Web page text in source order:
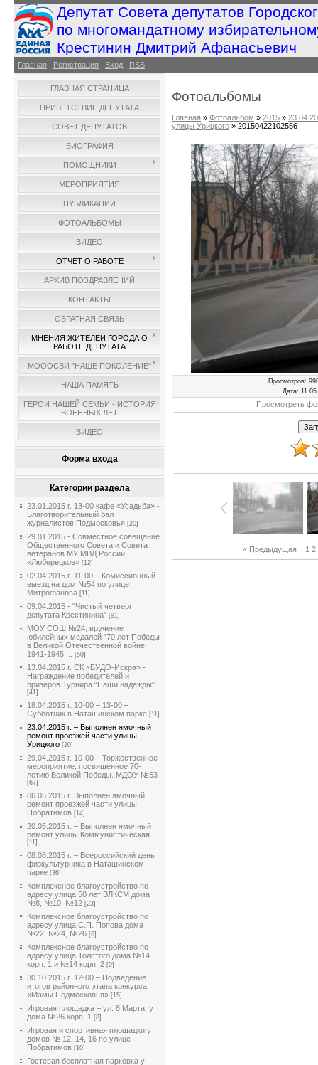
Депутат Совета депутатов
по многомандатному
Крестинин Дмитрий Афанасьевич
Главная | Регистрация | Вход | RSS
ГЛАВНАЯ СТРАНИЦА
ПРИВЕТСТВИЕ ДЕПУТАТА
СОВЕТ ДЕПУТАТОВ
БИОГРАФИЯ
ПОМОЩНИКИ
МЕРОПРИЯТИЯ
ПУБЛИКАЦИИ
ФОТОАЛЬБОМЫ
ВИДЕО
ОТЧЕТ О РАБОТЕ
АРХИВ ПОЗДРАВЛЕНИЙ
КОНТАКТЫ
ОБРАТНАЯ СВЯЗЬ
МНЕНИЯ ЖИТЕЛЕЙ ГОРОДА О
РАБОТЕ ДЕПУТАТА
МОООСВИ "НАШЕ ПОКОЛЕНИЕ"
НАША ПАМЯТЬ
ГЕРОИ НАШЕЙ СЕМЬИ - ИСТОРИЯ
ВОЕННЫХ ЛЕТ
ВИДЕО
Форма входа
Категории раздела
23.01.2015 г. 13-00 кафе «Усадьба» -
Благотворительный бал
журналистов Подмосковья [20]
29.01.2015 - Совместное совещание
Общественного Совета и Совета
ветеранов МУ МВД России
«Люберецкое» [12]
02.04.2015 г. 11-00 – Комиссионный
выезд на дом №54 по улице
Митрофанова [11]
09.04.2015 - "Чистый четверг
депутата Крестинина" [91]
МОУ СОШ №24, вручение
юбилейных медалей "70 лет Победы
в Великой Отечественной войне
1941-1945 ...
[50]
13.04.2015 г. СК «БУДО-Искра» -
Награждение победителей и
призёров Турнира “Наши надежды”
[41]
18.04.2015 г. 10-00 – 13-00 –
Субботник в Наташинском парке [11]
23.04.2015 г. – Выполнен ямочный
ремонт проезжей части улицы
Урицкого [20]
29.04.2015 г. 10-00 – Торжественное
мероприятие, посвященное 70-
летию Великой Победы. МДОУ №53
[67]
06.05.2015 г. Выполнен ямочный
ремонт проезжей части улицы
Побратимов [14]
20.05.2015 г. – Выполнен ямочный
ремонт улицы Коммунистическая
[11]
08.08.2015 г. – Всероссийский день
физкультурника в Наташинском
парке [36]
Комплексное благоустройство по
адресу улица 50 лет ВЛКСМ дома
№8, №10, №12 [23]
Комплексное благоустройство по
адресу улица С.П. Попова дома
№22, №24, №26 [6]
Комплексное благоустройство по
адресу улица Толстого дома №14
корп. 1 и №14 корп. 2 [9]
30.10.2015 г. 12-00 – Подведение
итогов районного этапа конкурса
«Мамы Подмосковья» [15]
Игровая площадка – ул. 8 Марта, у
дома №26 корп. 1 [8]
Игровая и спортивная площадки у
домов № 12, 14, 16 по улице
Побратимов [10]
Гостевая бесплатная парковка у
Фотоальбомы
Главная » Фотоальбом » 2015 »
улицы Урицкого » 20150422102556
Просмотров:
Дата:
Просмотреть
« Предыдущая | 1 2